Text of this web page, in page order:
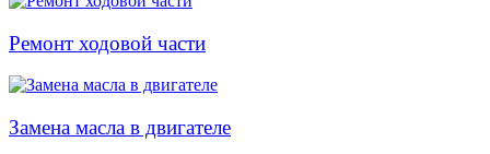
Ремонт ходовой части
Замена масла в двигателе